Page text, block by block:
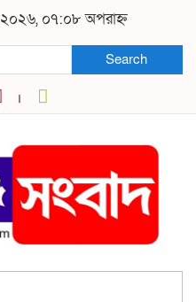
০৭:০৮ অপরাহ্ন
Search